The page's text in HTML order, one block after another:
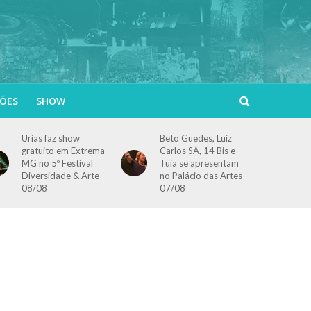
SHOW
Urias faz show
gratuito em Extrema-
MG no 5º Festival
Diversidade & Arte –
08/08
Beto Guedes, Luiz
Carlos SÁ, 14 Bis e
Tuia se apresentam
no Palácio das Artes –
07/08